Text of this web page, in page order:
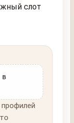
слот